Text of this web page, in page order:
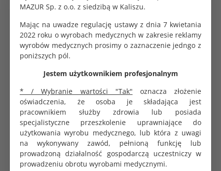
MAZUR Sp. z o.o. z siedzibą w Kaliszu.
Mając na uwadze regulację ustawy z dnia 7 kwietania
2022 roku o wyrobach medycznych w zakresie reklamy
wyrobów medycznych prosimy o zaznaczenie jedngo z
poniższych pól.
Jestem użytkownikiem profesjonalnym
* / Wybranie wartości "Tak" oznacza złożenie
oświadczenia, że osoba je składająca jest
pracownikiem służby zdrowia lub posiada
specjalistyczne przeszkolenie uprawniające do
użytkowania wyrobu medycznego, lub która z uwagi
na wykonywany zawód, pełnioną funkcję lub
prowadzoną działalność gospodarczą uczestniczy w
prowadzeniu obrotu wyrobami medycznymi.
Przeznaczenie
produktu
Jednorazowe
Sterylny
Kolor Biały
Rozmiar 6.5
Dane logistyczne
Opakowanie
jednostkowe
1 para